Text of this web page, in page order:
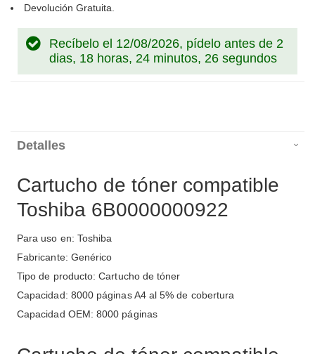
Devolución Gratuita.
Recíbelo el 12/08/2026, pídelo antes de 2
dias, 18 horas, 24 minutos, 26 segundos
Detalles
Cartucho de tóner compatible
Toshiba 6B0000000922
Para uso en: Toshiba
Fabricante: Genérico
Tipo de producto: Cartucho de tóner
Capacidad: 8000 páginas A4 al 5% de cobertura
Capacidad OEM: 8000 páginas